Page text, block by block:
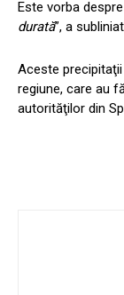
Este vorba despre
durată”, a
Aceste
regiune, care au
autorităţilor din